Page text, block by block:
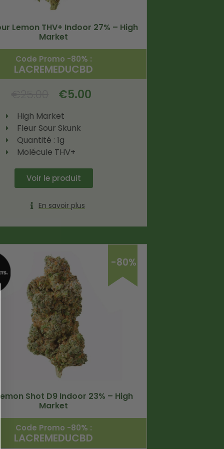
Lemon THV+ Indoor 27% – High
Market
Code Promo -80% :
LACREMEDUCBD
€5.00
High Market
Fleur Sour Skunk
Quantité : 1g
Molécule THV+
Voir le produit
En savoir plus
-80%
Shot D9 Indoor 23% – High
Market
Code Promo -80% :
LACREMEDUCBD